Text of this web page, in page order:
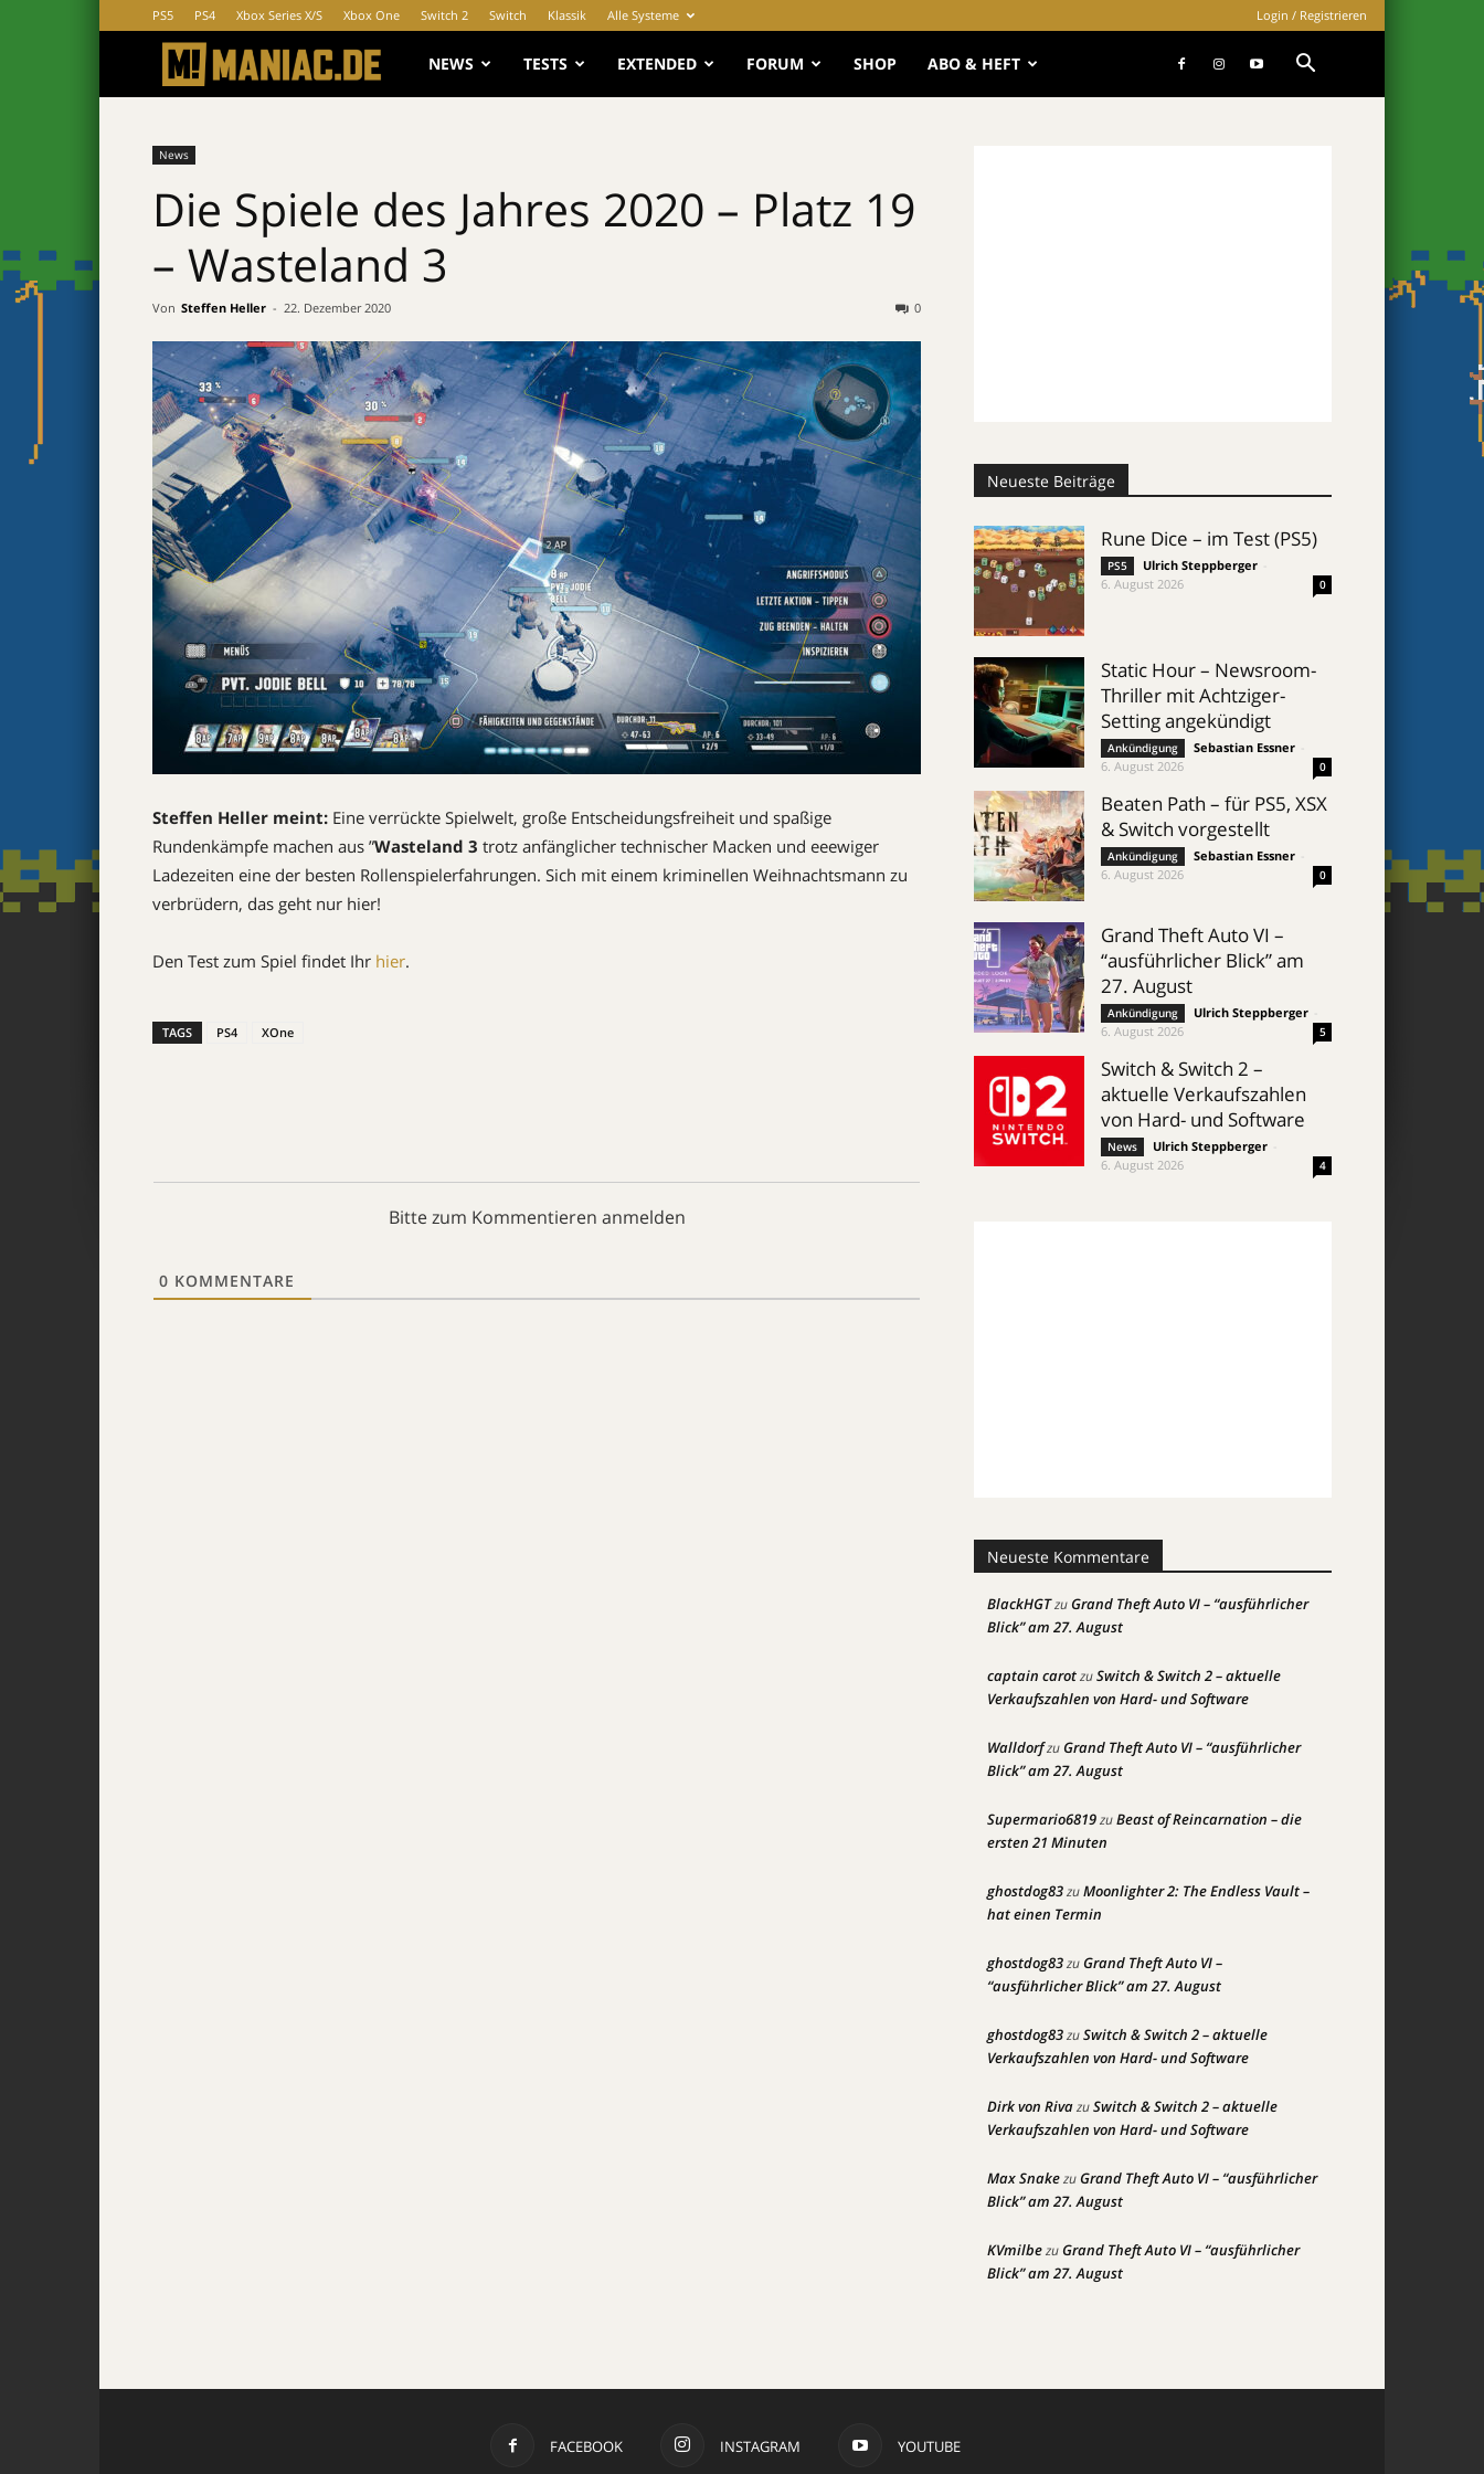
PS5 PS4 Xbox Series X/S Xbox One Switch 2 Switch Klassik Alle Systeme Login / Registrieren
MANIAC.de
NEWS TESTS EXTENDED FORUM SHOP ABO & HEFT
News
Die Spiele des Jahres 2020 – Platz 19
– Wasteland 3
Von Steffen Heller - 22. Dezember 2020 0
Steffen Heller meint: Eine verrückte Spielwelt, große Entscheidungsfreiheit und spaßige
Rundenkämpfe machen aus ”Wasteland 3 trotz anfänglicher technischer Macken und eeewiger
Ladezeiten eine der besten Rollenspielerfahrungen. Sich mit einem kriminellen Weihnachtsmann zu
verbrüdern, das geht nur hier!
Den Test zum Spiel findet Ihr hier.
TAGS PS4 XOne
Bitte zum Kommentieren anmelden
0 KOMMENTARE
Neueste Beiträge
Rune Dice – im Test (PS5)
PS5 Ulrich Steppberger
6. August 2026
0
Static Hour – Newsroom-
Thriller mit Achtziger-
Setting angekündigt
Ankündigung Sebastian Essner
6. August 2026
0
Beaten Path – für PS5, XSX
& Switch vorgestellt
Ankündigung Sebastian Essner
6. August 2026
0
Grand Theft Auto VI –
“ausführlicher Blick” am
27. August
Ankündigung Ulrich Steppberger
6. August 2026
5
Switch & Switch 2 –
aktuelle Verkaufszahlen
von Hard- und Software
News Ulrich Steppberger
6. August 2026
4
Neueste Kommentare
BlackHGTzuGrand Theft Auto VI – “ausführlicher
Blick” am 27. August
captain carotzuSwitch & Switch 2 – aktuelle
Verkaufszahlen von Hard- und Software
WalldorfzuGrand Theft Auto VI – “ausführlicher
Blick” am 27. August
Supermario6819zuBeast of Reincarnation – die
ersten 21 Minuten
ghostdog83zuMoonlighter 2: The Endless Vault –
hat einen Termin
ghostdog83zuGrand Theft Auto VI –
“ausführlicher Blick” am 27. August
ghostdog83zuSwitch & Switch 2 – aktuelle
Verkaufszahlen von Hard- und Software
Dirk von RivazuSwitch & Switch 2 – aktuelle
Verkaufszahlen von Hard- und Software
Max SnakezuGrand Theft Auto VI – “ausführlicher
Blick” am 27. August
KVmilbezuGrand Theft Auto VI – “ausführlicher
Blick” am 27. August
FACEBOOK INSTAGRAM YOUTUBE